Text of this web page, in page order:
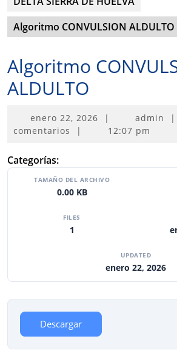
Algoritmo CONVULSION ALDULTO
Algoritmo
ALDULTO
enero 22, 2026enero
22,
| admin |
comentarios
| 12:07 pm
Categorías:
TAMAÑO DEL ARCHIVO
0.00 KB
FILES
1
UPDATED
enero 22, 2026
Descargar